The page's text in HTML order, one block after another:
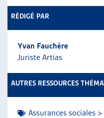
RESSOURCES
AUTRES
RÉDIGÉ PAR
Yvan Fauchère
Juriste Artias
AUTRES RESSOURCES
Assurances sociales